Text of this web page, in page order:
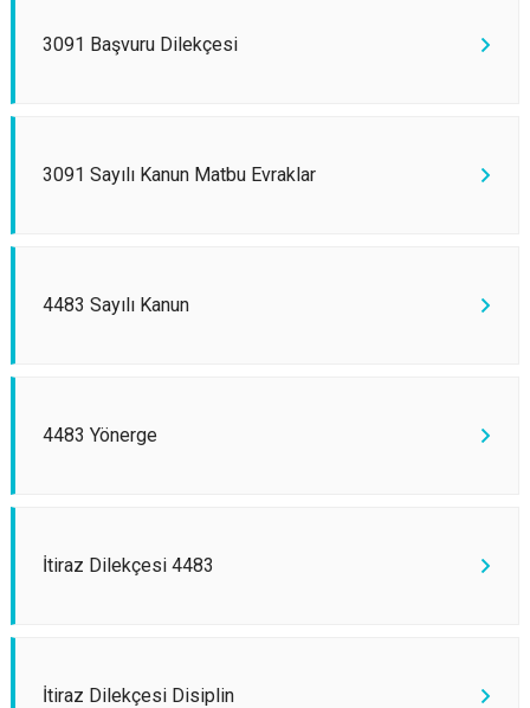
3091 Başvuru Dilekçesi
3091 Sayılı Kanun Matbu Evraklar
4483 Sayılı Kanun
4483 Yönerge
İtiraz Dilekçesi 4483
İtiraz Dilekçesi Disiplin